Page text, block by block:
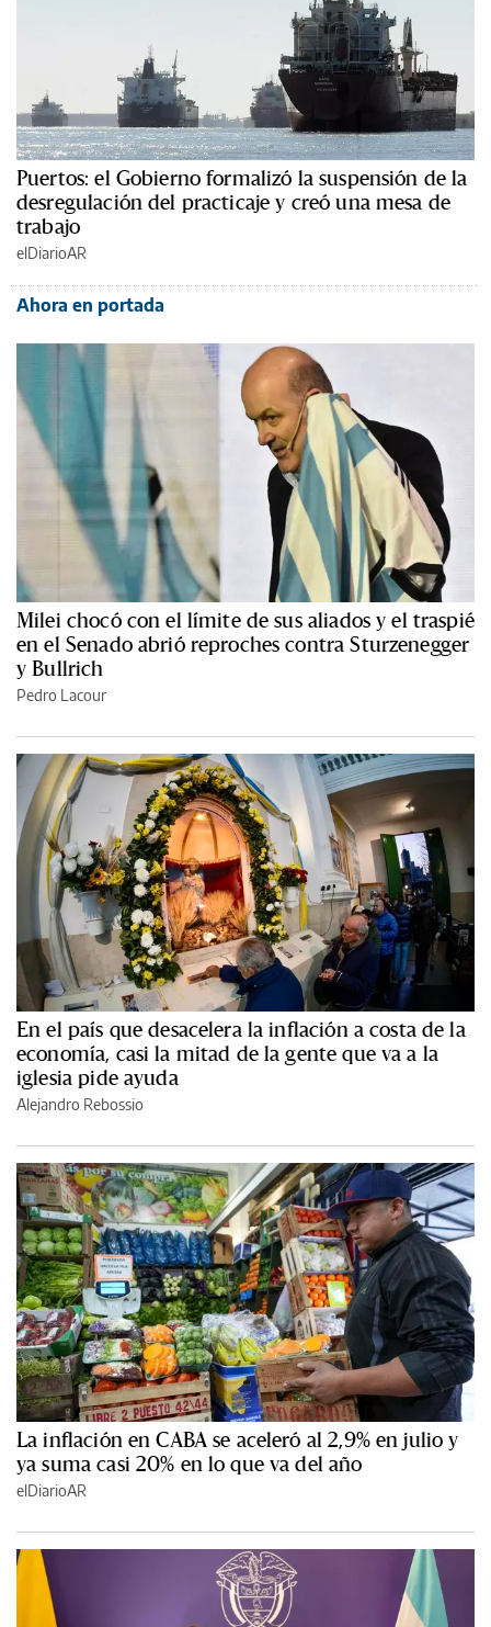
Puertos: el Gobierno formalizó la suspensión de la
desregulación del practicaje y creó una mesa de
trabajo
elDiarioAR
Ahora en portada
Milei chocó con el límite de sus aliados y el traspié
en el Senado abrió reproches contra Sturzenegger
y Bullrich
Pedro Lacour
En el país que desacelera la inflación a costa de la
economía, casi la mitad de la gente que va a la
iglesia pide ayuda
Alejandro Rebossio
La inflación en CABA se aceleró al 2,9% en julio y
ya suma casi 20% en lo que va del año
elDiarioAR